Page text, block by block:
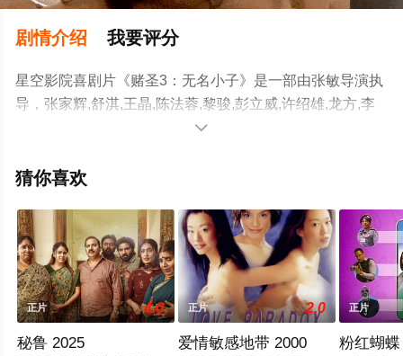
剧情介绍 我要评分
星空影院喜剧片《赌圣3：无名小子》是一部由张敏导演执
导，张家辉,舒淇,王晶,陈法蓉,黎骏,彭立威,许绍雄,龙方,李
兆基,杨嘉雯,阮兆祥等演员精彩演绎的中国香港电影，手机
相关信息可移步至豆瓣电影、电视猫或剧情网等平台了

猜你喜欢
正片 4.0
秘鲁 2025
正片 2.0
爱情敏感地带 2000
正片
粉红蝴蝶